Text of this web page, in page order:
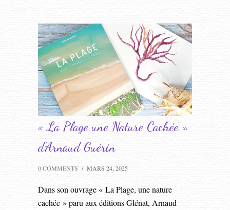
« La Plage une Nature Cachée »
d’Arnaud Guérin
0 COMMENTS / MARS 24, 2025
Dans son ouvrage « La Plage, une nature
cachée » paru aux éditions Glénat, Arnaud